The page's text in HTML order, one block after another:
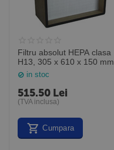
Filtru absolut HEPA clasa
H13, 305 x 610 x 150 mm,
MP13122406, General
Filter Italia
in stoc
515.50 Lei
(TVA inclusa)
Cumpara